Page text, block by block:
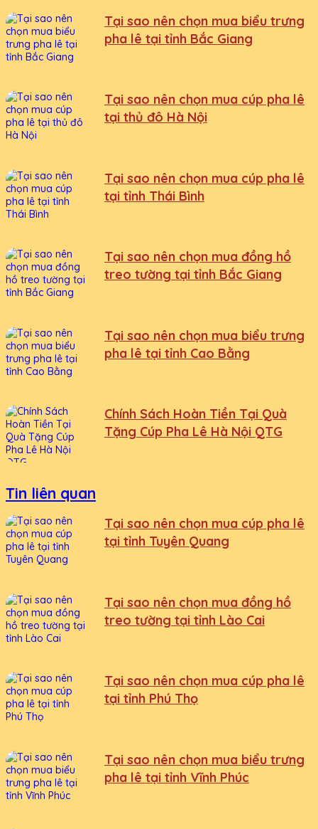
Tại sao nên chọn mua biểu trưng
pha lê tại tỉnh Bắc Giang
Tại sao nên chọn mua cúp pha lê
tại thủ đô Hà Nội
Tại sao nên chọn mua cúp pha lê
tại tỉnh Thái Bình
Tại sao nên chọn mua đồng hồ
treo tường tại tỉnh Bắc Giang
Tại sao nên chọn mua biểu trưng
pha lê tại tỉnh Cao Bằng
Chính Sách Hoàn Tiền Tại Quà
Tặng Cúp Pha Lê Hà Nội QTG
Tin liên quan
Tại sao nên chọn mua cúp pha lê
tại tỉnh Tuyên Quang
Tại sao nên chọn mua đồng hồ
treo tường tại tỉnh Lào Cai
Tại sao nên chọn mua cúp pha lê
tại tỉnh Phú Thọ
Tại sao nên chọn mua biểu trưng
pha lê tại tỉnh Vĩnh Phúc